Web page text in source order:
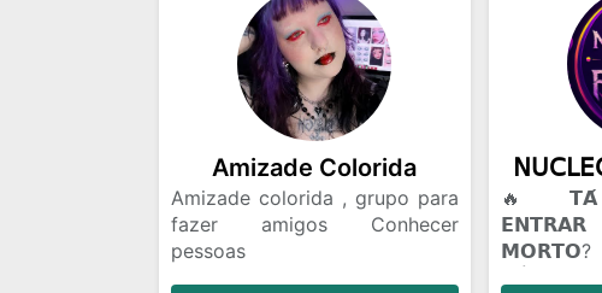
Amizade Colorida
Amizade colorida , grupo para
fazer amigos Conhecer
pessoas
🔥 𝗧𝗔́
𝗠𝗢𝗥𝗧𝗢?